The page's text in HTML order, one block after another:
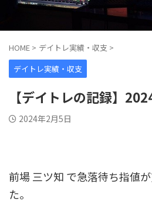
HOME > デイトレ実績・収支 >
デイトレ実績・収支
【デイトレの記録】
2024年2月5日
前場 三ツ知 で急落待ち指値
た。